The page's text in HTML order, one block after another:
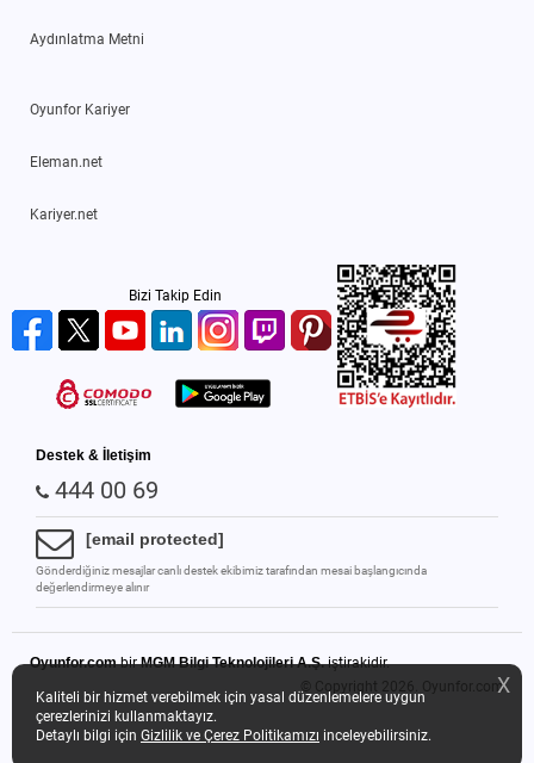
X
Kaliteli bir hizmet verebilmek için yasal düzenlemelere uygun
çerezlerinizi kullanmaktayız.
Detaylı bilgi için Gizlilik ve Çerez Politikamızı inceleyebilirsiniz.
Aydınlatma Metni
Oyunfor Kariyer
Eleman.net
Kariyer.net
Bizi Takip Edin
Destek & İletişim
444 00 69
[email protected]
Gönderdiğiniz mesajlar canlı destek ekibimiz tarafından mesai başlangıcında
değerlendirmeye alınır
Oyunfor.combirMGM Bilgi Teknolojileri A.Ş.iştirakidir.
© Copyright 2026. Oyunfor.com